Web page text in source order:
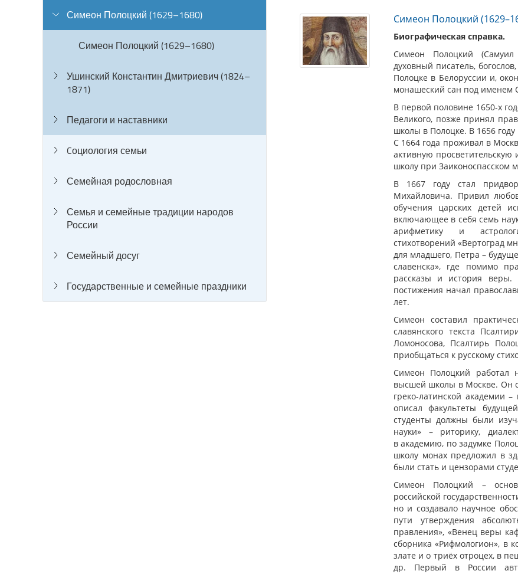
Симеон Полоцкий (1629–1680)
Симеон Полоцкий (1629–1680)
Ушинский Константин Дмитриевич (1824–
1871)
Педагоги и наставники
Cоциология семьи
Семейная родословная
Семья и семейные традиции народов
России
Семейный досуг
Государственные и семейные праздники
Симеон Полоцкий
Биографическая справка.
Симеон Полоцкий (Самуил
духовный писатель,
Полоцке в Белоруссии и,
монашеский сан под именем
В первой половине 1650-х
Великого, позже принял
школы в Полоцке. В 1656
С 1664 года проживал в
активную просветительскую
школу при Заиконоспасском
В 1667 году стал
Михайловича. Привил
обучения царских детей
включающее в себя семь
арифметику и
стихотворений «Вертоград
для младшего, Петра –
славенска», где помимо
рассказы и история
постижения начал
лет.
Симеон составил
славянского текста
Ломоносова, Псалтирь
приобщаться к русскому
Симеон Полоцкий работал
высшей школы в Москве. Он
греко-латинской академии
описал факультеты
студенты должны были
науки» – риторику,
в академию, по задумке
школу монах предложил в
были стать и цензорами
Симеон Полоцкий –
российской
но и создавало научное
пути утверждения
правления», «Венец веры
сборника «Рифмологион», в
злате и о триёх отроцех, в
др. Первый в России